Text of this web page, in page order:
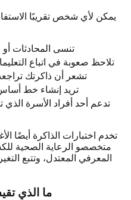
يمكن لأي شخص تقريبًا
تنسى المحادثات أو
تلاحظ صعوبة في اتباع
تشعر أن ذاكرتك
تريد إنشاء خط
تدعم أحد أفراد الأسرة
تخدم اختبارات الذاكرة أيضًا
متخصصو الرعاية الصحية
المعرفي المعتدل، وتتبع
ما الذي